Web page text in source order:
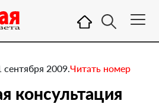
2009.Читать номер
консультация